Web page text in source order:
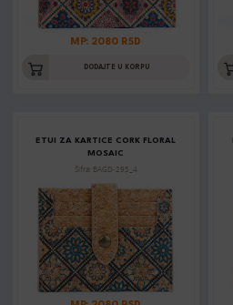
MP: 2080 RSD
DODAJTE U KORPU
ETUI ZA KARTICE CORK FLORAL
MOSAIC
Šifra: BAGD-295_4